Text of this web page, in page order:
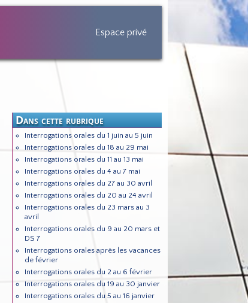
Espace privé
Dans cette rubrique
Interrogations orales du 1 juin au 5 juin
Interrogations orales du 18 au 29 mai
Interrogations orales du 11 au 13 mai
Interrogations orales du 4 au 7 mai
Interrogations orales du 27 au 30 avril
Interrogations orales du 20 au 24 avril
Interrogations orales du 23 mars au 3
avril
Interrogations orales du 9 au 20 mars et
DS 7
Interrogations orales après les vacances
de février
Interrogations orales du 2 au 6 février
Interrogations orales du 19 au 30 janvier
Interrogations orales du 5 au 16 janvier